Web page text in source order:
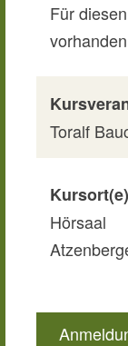
Für
Toralf
Hörsaal